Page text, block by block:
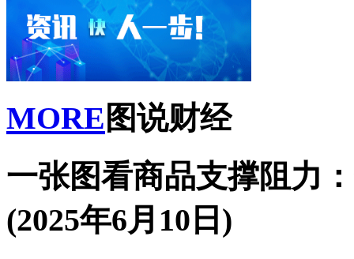
MORE 图说财经
一张图看商品支撑阻力
(2025年6月10日)